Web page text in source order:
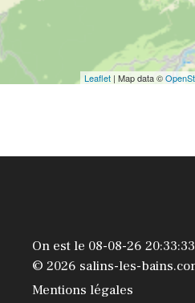
Leaflet | Map data ©
On est le 08-08-26 20:33:33
© 2026 salins-les-
Mentions légales